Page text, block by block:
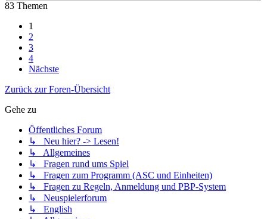
83 Themen
1
2
3
4
Nächste
Zurück zur Foren-Übersicht
Gehe zu
Öffentliches Forum
↳ Neu hier? -> Lesen!
↳ Allgemeines
↳ Fragen rund ums Spiel
↳ Fragen zum Programm (ASC und Einheiten)
↳ Fragen zu Regeln, Anmeldung und PBP-System
↳ Neuspielerforum
↳ English